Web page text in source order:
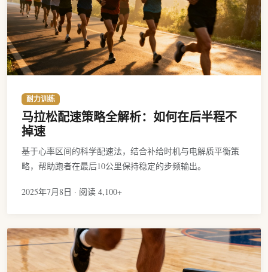
耐力训练
马拉松配速策略全解析：如何在后半程不
掉速
基于心率区间的科学配速法，结合补给时机与电解质平衡策
略，帮助跑者在最后10公里保持稳定的步频输出。
2025年7月8日 · 阅读 4,100+